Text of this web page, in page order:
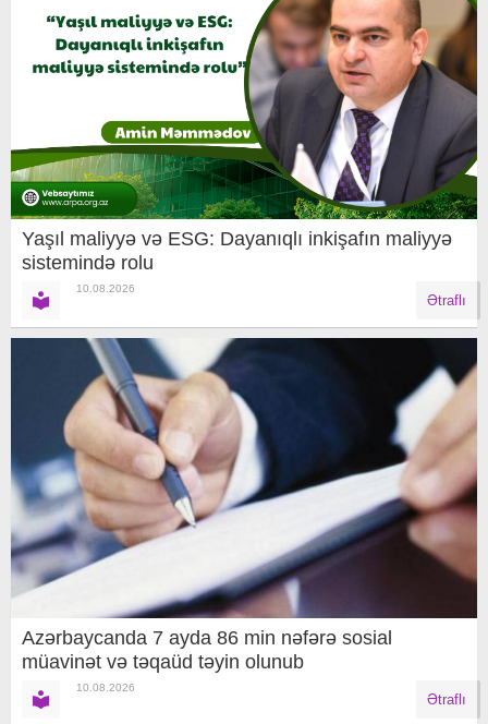
Yaşıl maliyyə və ESG: Dayanıqlı inkişafın maliyyə
sistemində rolu
10.08.2026
Ətraflı
Azərbaycanda 7 ayda 86 min nəfərə sosial
müavinət və təqaüd təyin olunub
10.08.2026
Ətraflı